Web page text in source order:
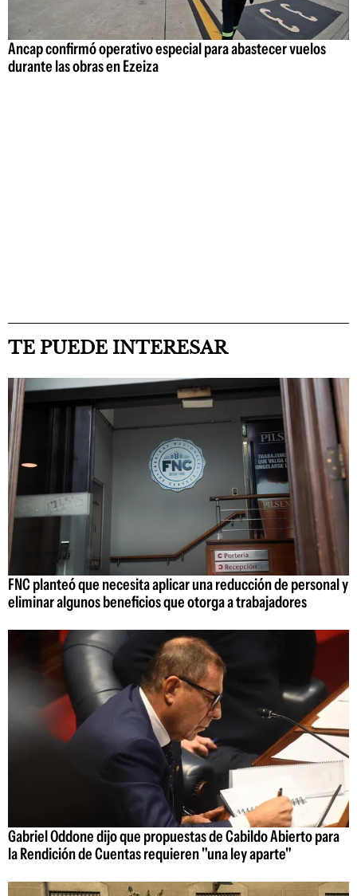
Ancap confirmó operativo especial para abastecer vuelos
durante las obras en Ezeiza
TE PUEDE INTERESAR
FNC planteó que necesita aplicar una reducción de personal y
eliminar algunos beneficios que otorga a trabajadores
Gabriel Oddone dijo que propuestas de Cabildo Abierto para
la Rendición de Cuentas requieren "una ley aparte"